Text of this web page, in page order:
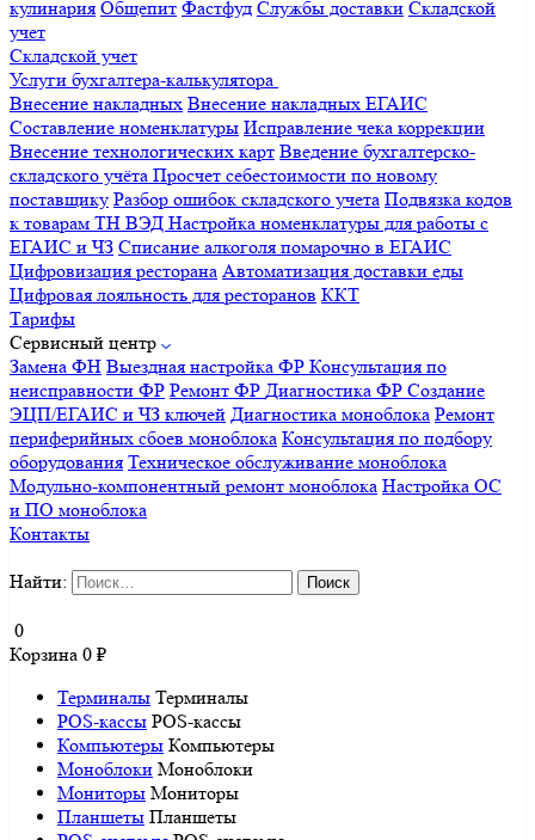
кулинария Общепит Фастфуд Службы доставки Складской
учет
Складской учет
Услуги бухгалтера-калькулятора
Внесение накладных Внесение накладных ЕГАИС
Составление номенклатуры Исправление чека коррекции
Внесение технологических карт Введение бухгалтерско-
складского учёта Просчет себестоимости по новому
поставщику Разбор ошибок складского учета Подвязка кодов
к товарам ТН ВЭД Настройка номенклатуры для работы с
ЕГАИС и ЧЗ Списание алкоголя помарочно в ЕГАИС
Цифровизация ресторана Автоматизация доставки еды
Цифровая лояльность для ресторанов ККТ
Тарифы
Сервисный центр
Замена ФН Выездная настройка ФР Консультация по
неисправности ФР Ремонт ФР Диагностика ФР Создание
ЭЦП/ЕГАИС и ЧЗ ключей Диагностика моноблока Ремонт
периферийных сбоев моноблока Консультация по подбору
оборудования Техническое обслуживание моноблока
Модульно-компонентный ремонт моноблока Настройка ОС
и ПО моноблока
Контакты
Найти:
0
Корзина 0 ₽
Терминалы Терминалы
POS-кассы POS-кассы
Компьютеры Компьютеры
Моноблоки Моноблоки
Мониторы Мониторы
Планшеты Планшеты